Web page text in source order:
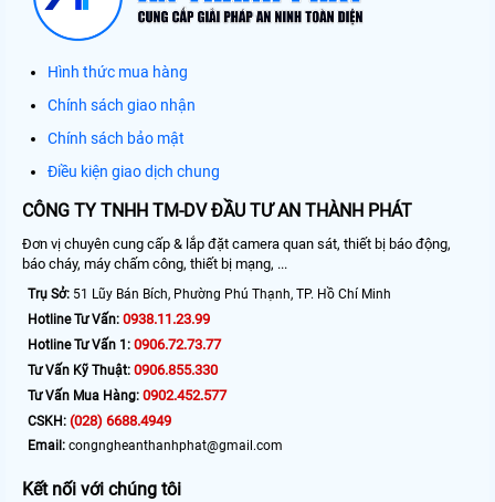
Hình thức mua hàng
Chính sách giao nhận
Chính sách bảo mật
Điều kiện giao dịch chung
CÔNG TY TNHH TM-DV ĐẦU TƯ AN THÀNH PHÁT
Đơn vị chuyên cung cấp & lắp đặt camera quan sát, thiết bị báo động,
báo cháy, máy chấm công, thiết bị mạng, ...
Trụ Sở: 51 Lũy Bán Bích, Phường Phú Thạnh, TP. Hồ Chí Minh
Hotline Tư Vấn: 0938.11.23.99
Hotline Tư Vấn 1: 0906.72.73.77
Tư Vấn Kỹ Thuật: 0906.855.330
Tư Vấn Mua Hàng: 0902.452.577
CSKH: (028) 6688.4949
Email: congngheanthanhphat@gmail.com
Kết nối với chúng tôi